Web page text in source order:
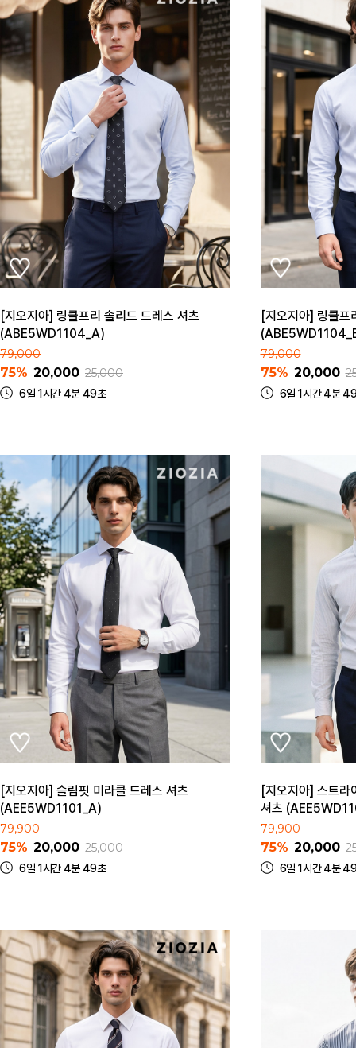
[지오지아] 링클프리 솔리드 드레스 셔츠
(ABE5WD1104_A)
79,000
75% 20,000 25,000
6일 1시간 4분 49초
[지오지아] 링클프
79,000
75% 20,000
6일 1시간 4분
[지오지아] 슬림핏 미라클 드레스 셔츠
(AEE5WD1101_A)
79,900
75% 20,000 25,000
6일 1시간 4분 49초
[지오지아] 스트라
셔츠
79,900
75% 20,000
6일 1시간 4분